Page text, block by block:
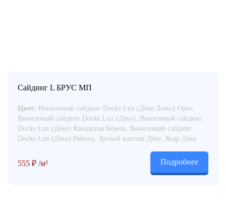
Сайдинг L БРУС МП
Цвет: Виниловый сайдинг Docke Lux (Дёке Люкс) Орех,
Виниловый сайдинг Docke Lux (Дёке), Виниловый сайдинг
Docke Lux (Дёке) Канадская Береза, Виниловый сайдинг
Docke Lux (Дёке) Рябина, Зрелый каштан Дёке, Кедр Дёке
555 ₽ /м² Подробнее